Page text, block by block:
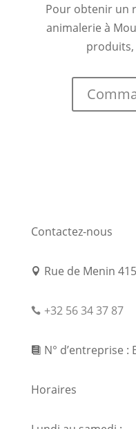
Pour obtenir un
animalerie à
produits,
Contactez-nous
 Rue de Menin
 +32 56 34 37 87
 N° d’entreprise :
Horaires